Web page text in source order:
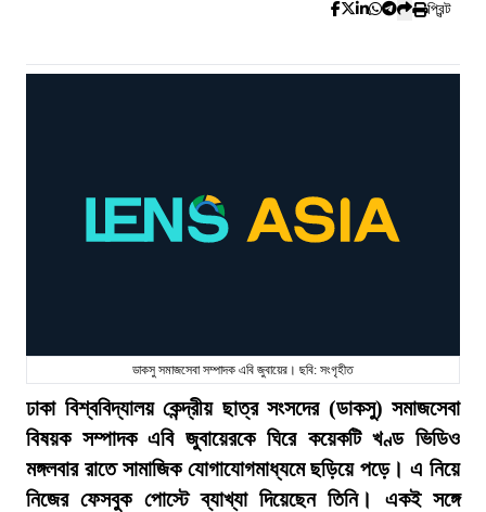
প্রিন্ট
ডাকসু সমাজসেবা সম্পাদক এবি জুবায়ের। ছবি: সংগৃহীত
ঢাকা বিশ্ববিদ্যালয় কেন্দ্রীয় ছাত্র সংসদের (ডাকসু) সমাজসেবা
বিষয়ক সম্পাদক এবি জুবায়েরকে ঘিরে কয়েকটি খণ্ড ভিডিও
মঙ্গলবার রাতে সামাজিক যোগাযোগমাধ্যমে ছড়িয়ে পড়ে। এ নিয়ে
নিজের ফেসবুক পোস্টে ব্যাখ্যা দিয়েছেন তিনি। একই সঙ্গে